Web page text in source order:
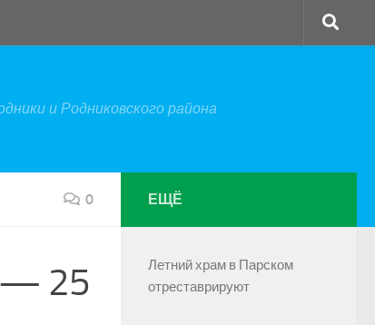
и Родниковского района
0
25
ЕЩЁ
Летний храм в Парском
отреставрируют